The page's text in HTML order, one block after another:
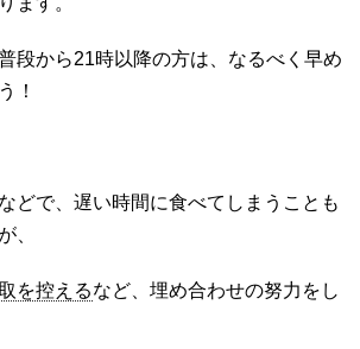
段から21時以降の方は、なるべく早め
！
どで、遅い時間に食べてしまうことも
、
を控えるなど、埋め合わせの努力をし